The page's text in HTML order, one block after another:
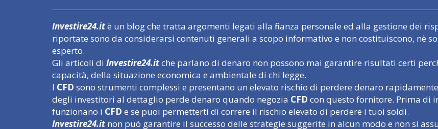
Investire24.itè un blog che tratta argomenti legati alla finanza personale ed alla gestione dei
riportate sono da considerarsi contenuti generali a scopo informativo e non costituiscono, nè
esperto.
Gli articoli di Investire24.itche parlano di denaro non possono mai garantire risultati certi
capacità, della situazione economica e ambientale di chi legge.
I CFD sono strumenti complessi e presentano un elevato rischio di perdere denaro
degli investitori al dettaglio perde denaro quando negozia CFD con questo fornitore. Prima di
funzionano i CFD e se puoi permetterti di correre il rischio elevato di perdere i tuoi soldi.
Investire24.itnon può garantire il successo delle strategie suggerite in alcun modo e non si